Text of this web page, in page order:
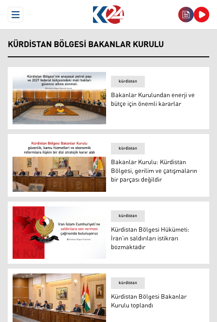
Open Menu
KÜRDISTAN BÖLGESI BAKANLAR KURULU
Bakanlar Kurulundan enerji ve bütçe için önemli
kürdistan
Bakanlar Kurulundan enerji ve
bütçe için önemli kararlar
Bakanlar Kurulu: Kürdistan Bölgesi, gerilim ve
kürdistan
Bakanlar Kurulu: Kürdistan
Bölgesi, gerilim ve çatışmaların
bir parçası değildir
Kürdistan Bölgesi Hükümeti: İran’ın saldırıları istikrarı
kürdistan
Kürdistan Bölgesi Hükümeti:
İran’ın saldırıları istikrarı
bozmaktadır
kürdistan
Kürdistan Bölgesi Bakanlar
Kurulu toplandı